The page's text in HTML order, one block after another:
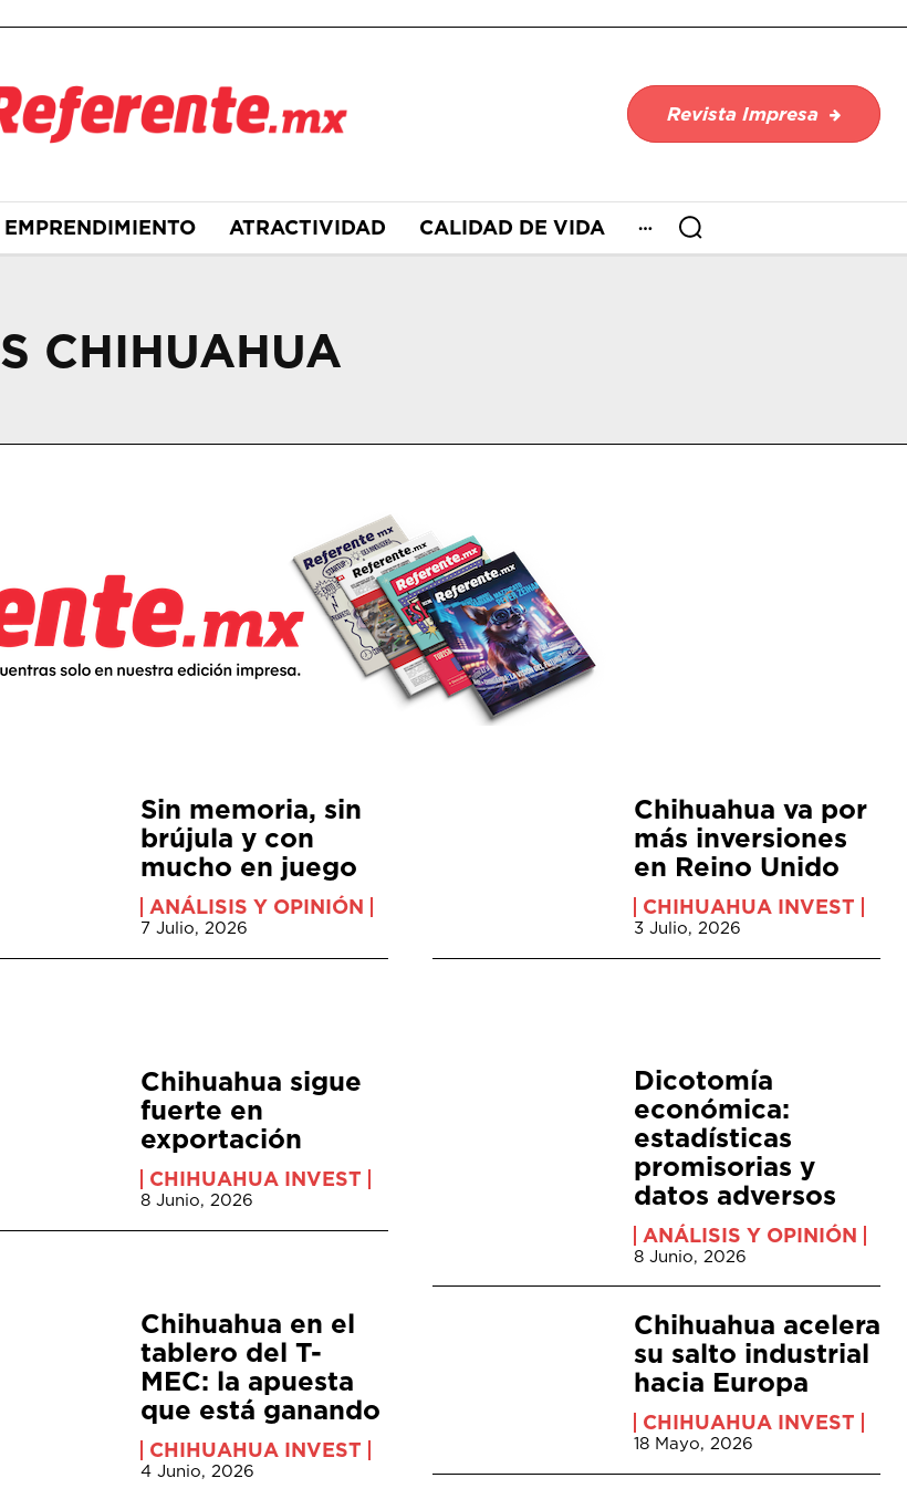
Revista Impresa
EMPRENDIMIENTO ATRACTIVIDAD CALIDAD DE VIDA
CHIHUAHUA
Sin memoria, sin
brújula y con
mucho en juego
ANÁLISIS Y OPINIÓN
7 Julio, 2026
Chihuahua va por
más inversiones
en Reino Unido
CHIHUAHUA INVEST
3 Julio, 2026
Chihuahua sigue
fuerte en
exportación
CHIHUAHUA INVEST
8 Junio, 2026
Dicotomía
económica:
estadísticas
promisorias y
datos adversos
ANÁLISIS Y OPINIÓN
8 Junio, 2026
Chihuahua en el
tablero del T-
MEC: la apuesta
que está ganando
CHIHUAHUA INVEST
4 Junio, 2026
Chihuahua acelera
su salto industrial
hacia Europa
CHIHUAHUA INVEST
18 Mayo, 2026